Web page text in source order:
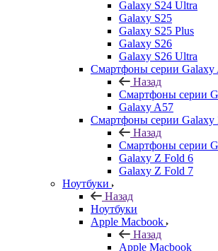
Galaxy S24 Ultra
Galaxy S25
Galaxy S25 Plus
Galaxy S26
Galaxy S26 Ultra
Смартфоны серии Galaxy
Назад
Смартфоны серии
Galaxy A57
Смартфоны серии Galaxy
Назад
Смартфоны серии
Galaxy Z Fold 6
Galaxy Z Fold 7
Ноутбуки
Назад
Ноутбуки
Apple Macbook
Назад
Apple Macbook